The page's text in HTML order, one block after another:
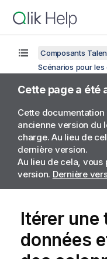
Composants
Scénarios pour les
Cette page a été
Cette
ancienne version du
charge. Au lieu de
dernière version.
Au lieu de cela,
version. Dernière
Itérer une
données